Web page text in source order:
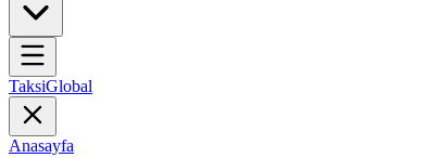
TaksiGlobal
Anasayfa